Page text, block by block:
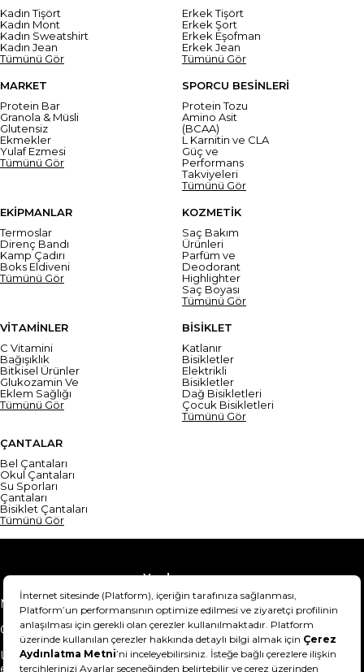
Kadın Tişört
Kadın Mont
Kadın Sweatshirt
Kadın Jean
Tümünü Gör
Erkek Tişört
Erkek Şort
Erkek Eşofman
Erkek Jean
Tümünü Gör
MARKET
Protein Bar
Granola & Müsli
Glutensiz
Ekmekler
Yulaf Ezmesi
Tümünü Gör
SPORCU BESİNLERİ
Protein Tozu
Amino Asit
(BCAA)
L Karnitin ve CLA
Güç ve
Performans
Takviyeleri
Tümünü Gör
EKİPMANLAR
Termoslar
Direnç Bandı
Kamp Çadırı
Boks Eldiveni
Tümünü Gör
KOZMETİK
Saç Bakım
Ürünleri
Parfüm ve
Deodorant
Highlighter
Saç Boyası
Tümünü Gör
VİTAMİNLER
C Vitamini
Bağışıklık
Bitkisel Ürünler
Glukozamin Ve
Eklem Sağlığı
Tümünü Gör
BİSİKLET
Katlanır
Bisikletler
Elektrikli
Bisikletler
Dağ Bisikletleri
Çocuk Bisikletleri
Tümünü Gör
ÇANTALAR
Bel Çantaları
Okul Çantaları
Su Sporları
Çantaları
Bisiklet Çantaları
Tümünü Gör
Yardım
Mesafeli Satış Sözleşmesi
Teslimat Bilgisi
Gizlilik Sözleşmesi
Şartlar & Koşullar
Ürünümü nasıl iade
edebilirim?
Hakkımızda